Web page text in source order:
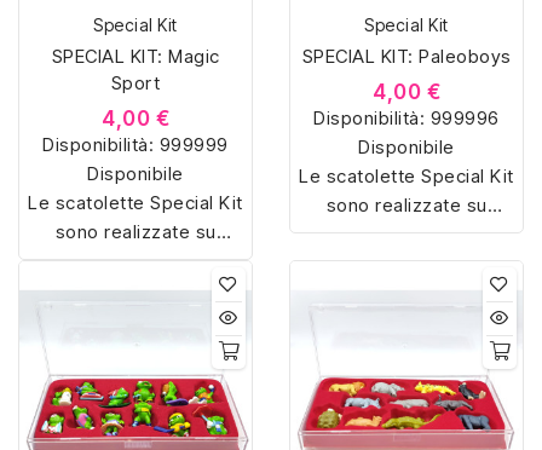
Special Kit
SPECIAL KIT: Magic
Sport
4,00 €
Disponibilità: 999999
Disponibile
Le scatolette Special Kit
sono realizzate su
misura con materiali di
alta qualità, hanno un
interno sagomato in
vellutino rosso e offrono
soluzioni eleganti e
pratiche per organizzare
e mostrare la tua
Special Kit
SPECIAL KIT: Paleoboys
4,00 €
Disponibilità: 999996
Disponibile
Le scatolette Special Kit
sono realizzate su
misura con materiali di
alta qualità, hanno un
interno sagomato in
vellutino rosso e offrono
soluzioni eleganti e
pratiche per organizzare
e mostrare la tua
collezione di sorpresine.